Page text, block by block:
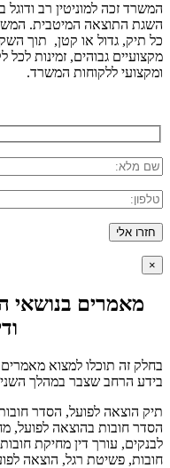
המשרד זכה למוניטין רב
השגת התוצאה המיטבית.
כל תיק, גדול או קטן, תוך
מקצועיים גבוהים, זמינות
ומקצועי ללקוחות המשרד.
×
מאמרים בנושאי
בחלק זה תוכלו למצוא
בידע הרחב שצבר במהלך
תיק הוצאה לפועל, הסדר
הסדר חובות בהוצאה לפועל,
לבנקים, עורך דין מחיקת
חובות, פשיטת רגל, הוצאה